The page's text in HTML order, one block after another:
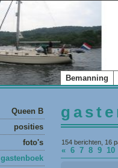
Bemanning
Queen B
posities
foto's
gastenboek
154 berichten, 16
« 6 7 8 9 10